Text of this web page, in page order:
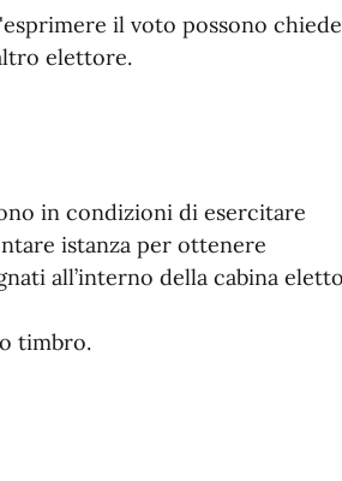
il voto possono
elettore.
in condizioni di esercitare
istanza per ottenere
all’interno della cabina
timbro.